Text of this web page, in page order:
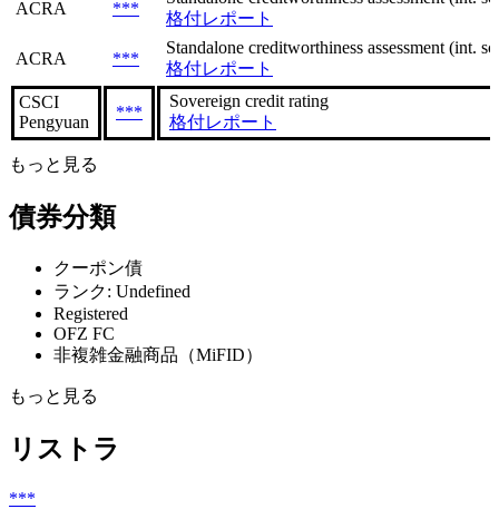
ACRA
***
格付レポート
ACRA ***
Standalone creditworthiness assessment (int.
格付レポート
CSCI
Pengyuan
***
Sovereign сredit rating
格付レポート
もっと見る
債券分類
クーポン債
ランク: Undefined
Registered
OFZ FC
非複雑金融商品（MiFID）
もっと見る
リストラ
***